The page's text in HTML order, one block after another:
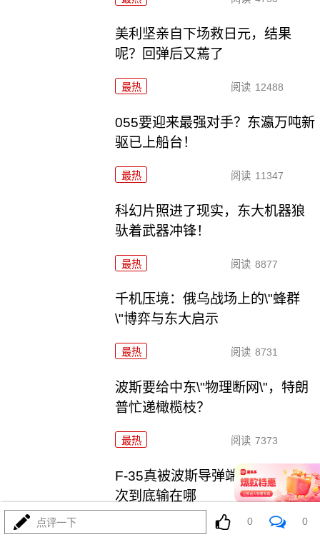
美利坚亲自下场救日元，结果
呢？回弹后又蔫了
最热 阅读 12488
055要迎来最强对手？东瀛万吨新
驱已上船台！
最热 阅读 11347
科幻片照进了现实，东大机器狼
驮着武器冲锋！
最热 阅读 8877
千机压境：俄乌战场上的\"蜂群
\"博弈与东大启示
最热 阅读 8731
波斯要给中东\"物理断网\"，特朗
普忙递橄榄枝？
最热 阅读 7373
F-35真被波斯导弹端了！美军这
次到底输在哪
7159
点评一下 0 0